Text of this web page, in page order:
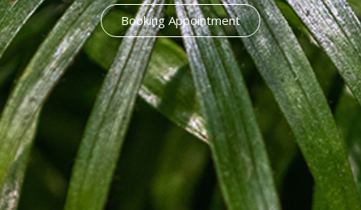
Booking Appointment